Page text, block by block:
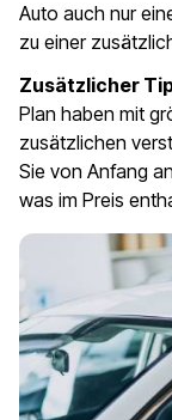
Auto auch nur
zu einer
Zusätzlicher
Plan haben mit
zusätzlichen
Sie von Anfang
was im Preis